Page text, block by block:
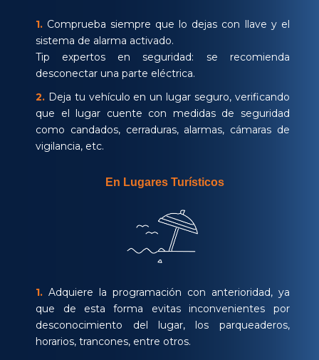
1. Comprueba siempre que lo dejas con llave y el
sistema de alarma activado.
Tip expertos en seguridad: se recomienda
desconectar una parte eléctrica.
2. Deja tu vehículo en un lugar seguro, verificando
que el lugar cuente con medidas de seguridad
como candados, cerraduras, alarmas, cámaras de
vigilancia, etc.
En Lugares Turísticos
1. Adquiere la programación con anterioridad, ya
que de esta forma evitas inconvenientes por
desconocimiento del lugar, los parqueaderos,
horarios, trancones, entre otros.